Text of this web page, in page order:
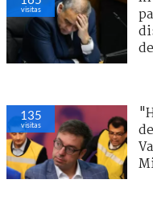
visitas
135
visitas